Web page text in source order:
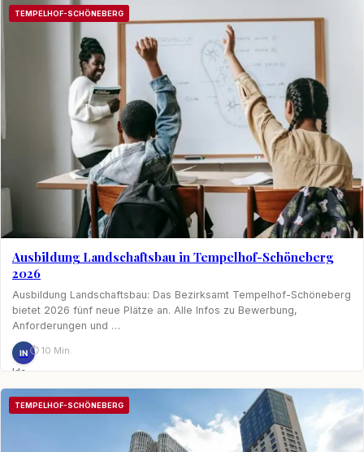
TEMPELHOF-SCHÖNEBERG
Ausbildung Landschaftsbau in Tempelhof-Schöneberg
2026
Ausbildung Landschaftsbau: Das Bezirksamt Tempelhof-Schöneberg
bietet 2026 fünf neue Plätze an. Alle Infos zu Bewerbung,
Anforderungen und …
IN
Ida
Nagel
⏱ 10 Min.
TEMPELHOF-SCHÖNEBERG